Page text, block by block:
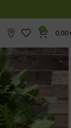
0 0,00